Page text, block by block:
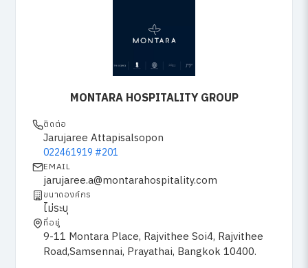
MONTARA HOSPITALITY GROUP
ติดต่อ
Jarujaree Attapisalsopon
022461919 #201
EMAIL
jarujaree.a@montarahospitality.com
ขนาดองค์กร
ไม่ระบุ
ที่อยู่
9-11 Montara Place, Rajvithee Soi4, Rajvithee
Road,Samsennai, Prayathai, Bangkok 10400.